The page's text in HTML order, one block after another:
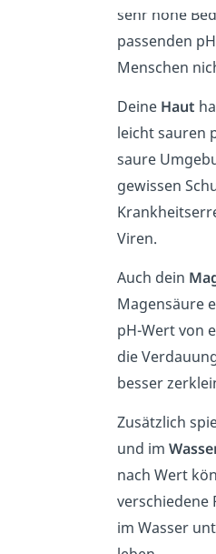
sehr hohe
passenden
Menschen
Deine Haut
leicht sauren
saure
gewissen
Viren.
Auch dein
Magensäure
pH-Wert von
die
besser
Zusätzlich
und im
nach Wert
verschiedene
im Wasser